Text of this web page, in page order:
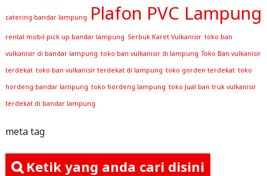
catering bandar lampung Plafon PVC Lampung
rental mobil pick up bandar lampung Serbuk Karet Vulkanisir toko ban
vulkanisir di bandar lampung toko ban vulkanisir di lampung Toko Ban vulkanisir
terdekat toko ban vulkanisir terdekat di lampung toko gorden terdekat toko
hordeng bandar lampung toko hordeng lampung toko Jual ban truk vulkanisir
terdekat di bandar lampung
meta tag
Ketik yang anda cari disini